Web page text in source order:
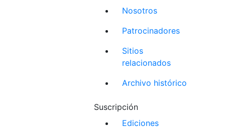
Nosotros
Patrocinadores
Sitios
relacionados
Archivo histórico
Suscripción
Ediciones